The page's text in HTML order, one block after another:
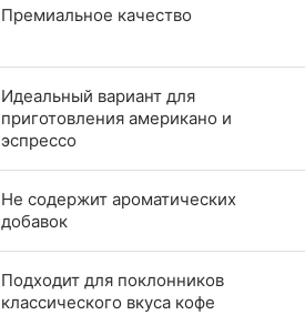
Премиальное качество
Идеальный вариант для
приготовления американо и
эспрессо
Не содержит ароматических
добавок
Подходит для поклонников
классического вкуса кофе